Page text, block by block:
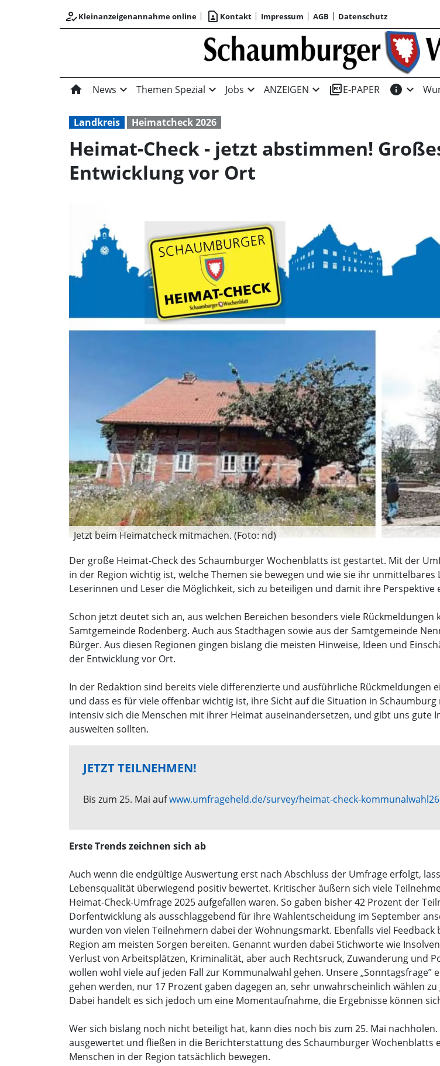
how_to_regKleinanzeigenannahme online contact_page Kontakt Impressum AGB Datenschutz
home News expand_more Themen Spezial expand_more Jobs expand_more ANZEIGEN expand_more picture_as_pdfE-PAPER info expand_more
Landkreis Heimatcheck 2026
Heimat-Check - jetzt abstimmen!
Entwicklung vor Ort
Jetzt beim Heimatcheck mitmachen. (Foto: nd)
Der große Heimat-Check des Schaumburger Wochenblatts ist gestartet. Mit der
in der Region wichtig ist, welche Themen sie bewegen und wie sie ihr
Leserinnen und Leser die Möglichkeit, sich zu beteiligen und damit ihre Perspektive
Schon jetzt deutet sich an, aus welchen Bereichen besonders viele
Samtgemeinde Rodenberg. Auch aus Stadthagen sowie aus der Samtgemeinde
Bürger. Aus diesen Regionen gingen bislang die meisten Hinweise, Ideen und
der Entwicklung vor Ort.
In der Redaktion sind bereits viele differenzierte und ausführliche Rückmeldungen
und dass es für viele offenbar wichtig ist, ihre Sicht auf die Situation in
intensiv sich die Menschen mit ihrer Heimat auseinandersetzen, und gibt uns
ausweiten sollten.
JETZT TEILNEHMEN!
Bis zum 25. Mai aufwww.umfrageheld.de/survey/heimat-check-kommunalwahl26
Erste Trends zeichnen sich ab
Auch wenn die endgültige Auswertung erst nach Abschluss der Umfrage erfolgt,
Lebensqualität überwiegend positiv bewertet. Kritischer äußern sich viele
Heimat-Check-Umfrage 2025 aufgefallen waren. So gaben bisher 42 Prozent der
Dorfentwicklung als ausschlaggebend für ihre Wahlentscheidung im September
wurden von vielen Teilnehmern dabei der Wohnungsmarkt. Ebenfalls viel
Region am meisten Sorgen bereiten. Genannt wurden dabei Stichworte wie
Verlust von Arbeitsplätzen, Kriminalität, aber auch Rechtsruck, Zuwanderung und
wollen wohl viele auf jeden Fall zur Kommunalwahl gehen. Unsere
gehen werden, nur 17 Prozent gaben dagegen an, sehr unwahrscheinlich wählen zu
Dabei handelt es sich jedoch um eine Momentaufnahme, die Ergebnisse können
Wer sich bislang noch nicht beteiligt hat, kann dies noch bis zum 25. Mai
ausgewertet und fließen in die Berichterstattung des Schaumburger Wochenblatts
Menschen in der Region tatsächlich bewegen.